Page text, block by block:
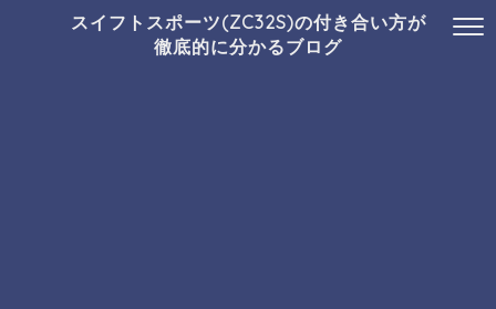
スイフトスポーツ(ZC32S)の付き合い方が
徹底的に分かるブログ